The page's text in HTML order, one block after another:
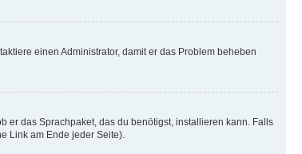
einen Administrator, damit er das Problem beheben
er das Sprachpaket, das du benötigst, installieren kann. Falls
Link am Ende jeder Seite).